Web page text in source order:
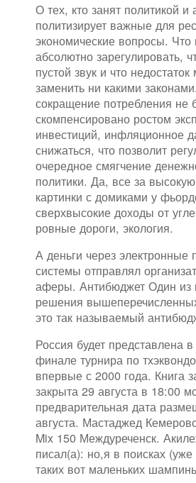
О тех, кто занят политикой и
политизирует важные для
экономические вопросы. Что
абсолютно зарегулировать,
пустой звук и что
заменить ни какими
сокращение потребления не
скомпенсировано ростом
инвестиций, инфляционное
снижаться, что позволит
очередное смягчение
политики. Да, все за
картинки с домиками у
сверхвысокие доходы от
ровные дороги, экология.
А деньги через электронные
системы отправлял
аферы. Антибюджет Один из
решения
это так называемый
Россия будет представлена
финале турнира по
впервые с 2000 года. Книга
закрыта 29 августа в 18:00
предварительная дата
августа. Мастаджед
Mix 150 Междуреченск.
писал(а): но,я в поисках
таких вот маленьких